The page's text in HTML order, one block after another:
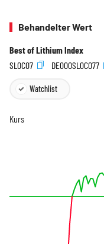
Behandelter Wert
Best of Lithium Index
SL0C07
DE000SL0C077
Watchlist
Kurs